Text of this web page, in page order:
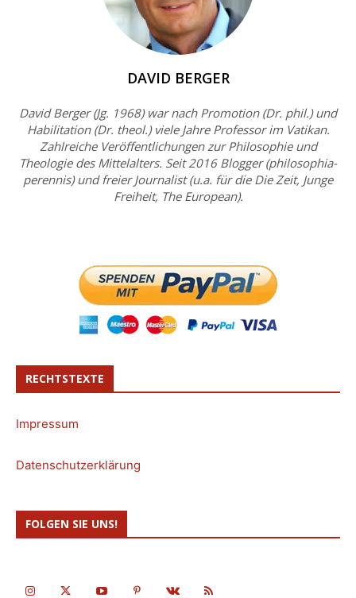
DAVID BERGER
David Berger (Jg. 1968) war nach Promotion (Dr. phil.) und
Habilitation (Dr. theol.) viele Jahre Professor im Vatikan.
Zahlreiche Veröffentlichungen zur Philosophie und
Theologie des Mittelalters. Seit 2016 Blogger (philosophia-
perennis) und freier Journalist (u.a. für die Die Zeit, Junge
Freiheit, The European).
RECHTSTEXTE
Impressum
Datenschutzerklärung
FOLGEN SIE UNS!